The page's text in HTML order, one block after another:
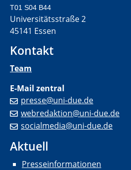
T01 S04 B44
Universitätsstraße 2
45141 Essen
Kontakt
Team
E-Mail zentral
presse@uni-due.de
webredaktion@uni-due.de
socialmedia@uni-due.de
Aktuell
Presseinformationen